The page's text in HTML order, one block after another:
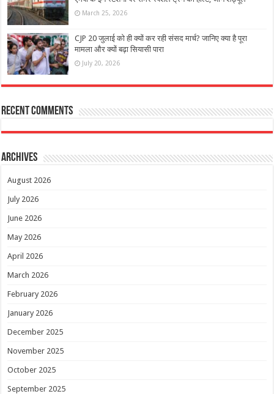
March 25, 2026
CJP 20 जुलाई को ही क्‍यों कर रही संसद मार्च? जानिए क्या है पूरा
मामला और क्यों बढ़ा सियासी पारा
July 20, 2026
Recent Comments
Archives
August 2026
July 2026
June 2026
May 2026
April 2026
March 2026
February 2026
January 2026
December 2025
November 2025
October 2025
September 2025